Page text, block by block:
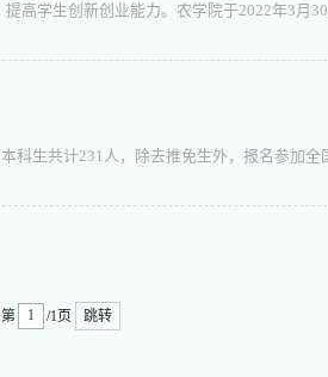
第 /1页 跳转